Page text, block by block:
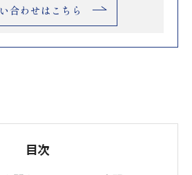
合わせはこちら
目次